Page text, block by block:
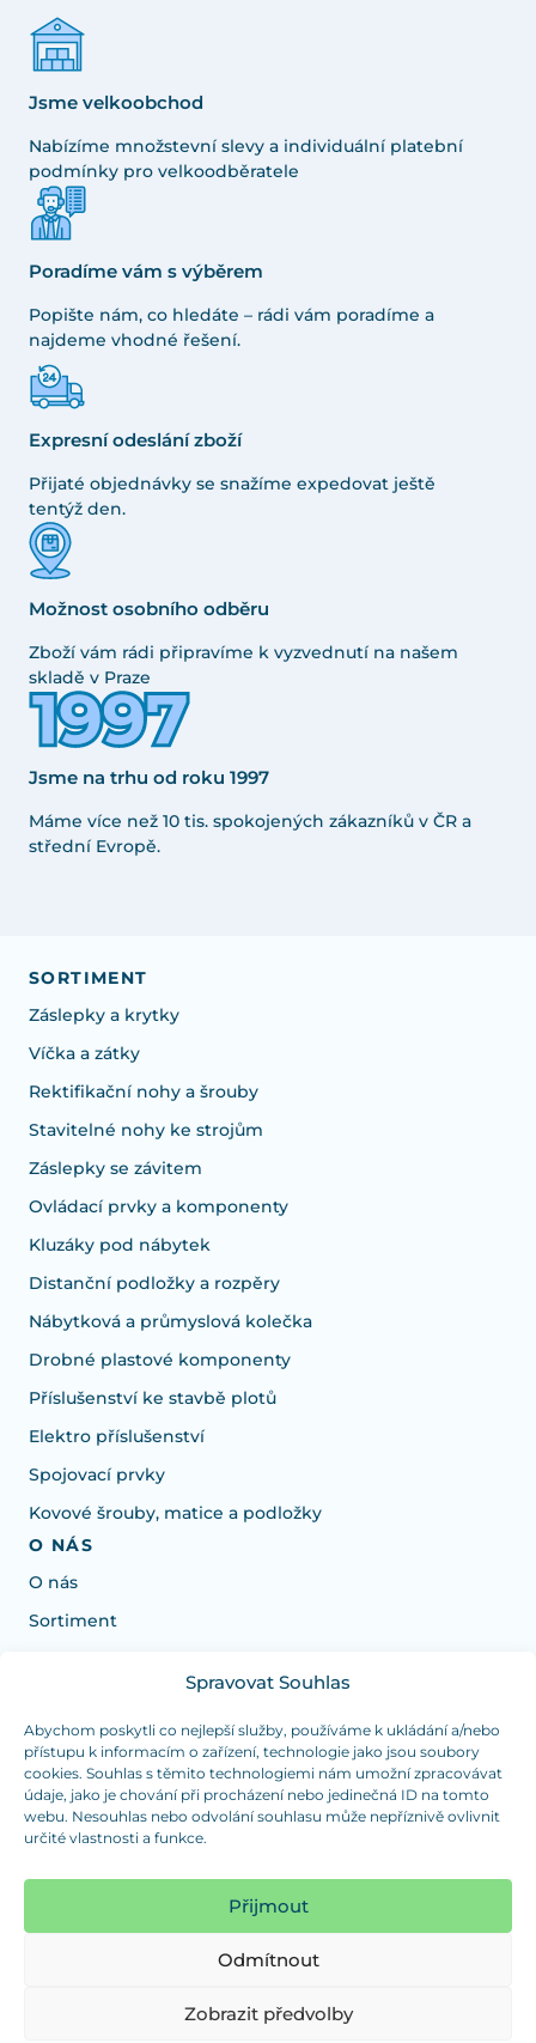
Spravovat Souhlas
Abychom poskytli co nejlepší služby, používáme k ukládání a/nebo
přístupu k informacím o zařízení, technologie jako jsou soubory
cookies. Souhlas s těmito technologiemi nám umožní zpracovávat
údaje, jako je chování při procházení nebo jedinečná ID na tomto
webu. Nesouhlas nebo odvolání souhlasu může nepříznivě ovlivnit
určité vlastnosti a funkce.
Přijmout
Odmítnout
Zobrazit předvolby
Jsme velkoobchod
Nabízíme množstevní slevy a individuální platební
podmínky pro velkoodběratele
Poradíme vám s výběrem
Popište nám, co hledáte – rádi vám poradíme a
najdeme vhodné řešení.
Expresní odeslání zboží
Přijaté objednávky se snažíme expedovat ještě
tentýž den.
Možnost osobního odběru
Zboží vám rádi připravíme k vyzvednutí na našem
skladě v Praze
Jsme na trhu od roku 1997
Máme více než 10 tis. spokojených zákazníků v ČR a
střední Evropě.
SORTIMENT
Záslepky a krytky
Víčka a zátky
Rektifikační nohy a šrouby
Stavitelné nohy ke strojům
Záslepky se závitem
Ovládací prvky a komponenty
Kluzáky pod nábytek
Distanční podložky a rozpěry
Nábytková a průmyslová kolečka
Drobné plastové komponenty
Příslušenství ke stavbě plotů
Elektro příslušenství
Spojovací prvky
Kovové šrouby, matice a podložky
O NÁS
O nás
Sortiment
Potřebujete poradit s výběrem?
Jsme tu pro vás Pondělí-Čtvrtek od: 7:30 - 15:30 hodin
a Pátek od 7:30 - 14:30 hodin
info@dualpraha.cz +420 725 802 767
(platba pouze v hotovosti)
Jsme tu pro vás Pondělí-Čtvrtek od: 7:30 - 15:30 hodin